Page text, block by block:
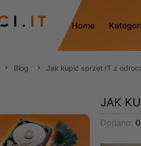
Home
Blog Jak kupić sprzęt IT z
JAK
Dodano: